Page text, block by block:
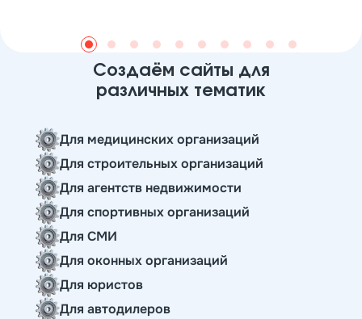
Создаём сайты для
различных тематик
Для медицинских организаций
Для строительных организаций
Для агентств недвижимости
Для спортивных организаций
Для СМИ
Для оконных организаций
Для юристов
Для автодилеров